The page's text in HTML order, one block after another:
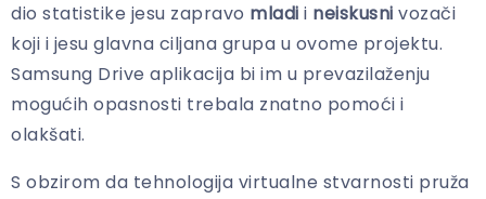
dio statistike jesu zapravo mladi i neiskusni vozači
koji i jesu glavna ciljana grupa u ovome projektu.
Samsung Drive aplikacija bi im u prevazilaženju
mogućih opasnosti trebala znatno pomoći i
olakšati.
S obzirom da tehnologija virtualne stvarnosti pruža